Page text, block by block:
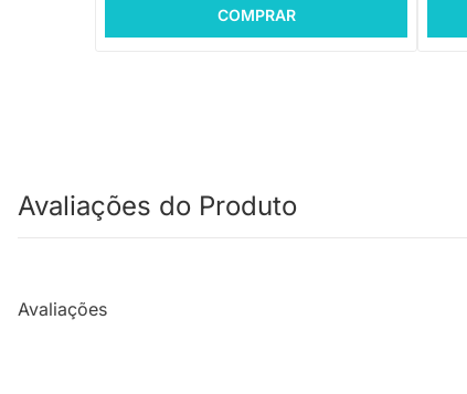
COMPRAR
Avaliações do Produto
Avaliações